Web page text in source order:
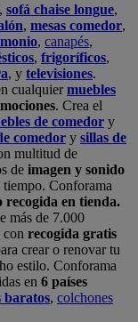
, sofá chaise longue,
, mesas comedor,
, canapés,
, frigoríficos,
, y televisiones.
cualquiermuebles
. Crea el
de comedor y
comedor y sillas de
multitud de
de imagen y sonido
tiempo. Conforama
recogida en tienda.
más de 7.000
con recogida gratis
crear o renovar tu
estilo. Conforama
en 6 países
baratos, colchones